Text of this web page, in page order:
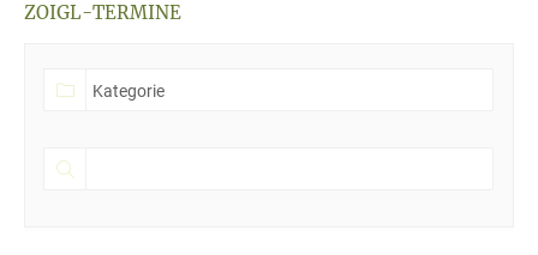
ZOIGL-TERMINE